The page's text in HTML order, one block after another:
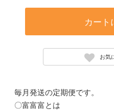
カート
お気
毎月発送の定期便です。
〇富富富とは